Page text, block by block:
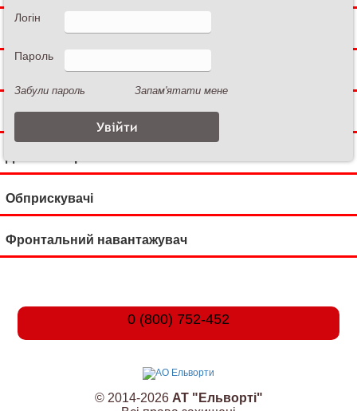
Сівалки просапні
Культиватор просапний
Культиватор суцільного обробітку
Обприскувачі
Фронтальний навантажувач
0 (800) 752-452
© 2014-2026 АТ "Ельворті"
Логін
Пароль
Забули пароль Запам'ятати мене